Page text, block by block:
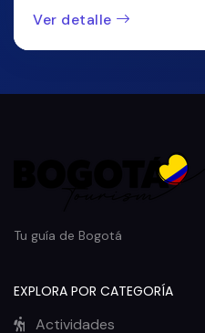
Ver detalle
Tu guía de Bogotá
EXPLORA POR CATEGORÍA
Actividades